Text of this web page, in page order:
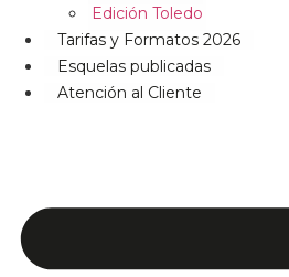
Edición Toledo
Tarifas y Formatos 2026
Esquelas publicadas
Atención al Cliente